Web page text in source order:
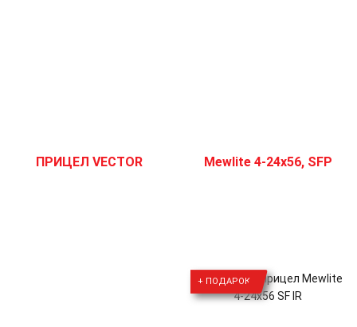
+ ПОДАРОК
Оптический прицел Mewlite
4-24x56 SF IR